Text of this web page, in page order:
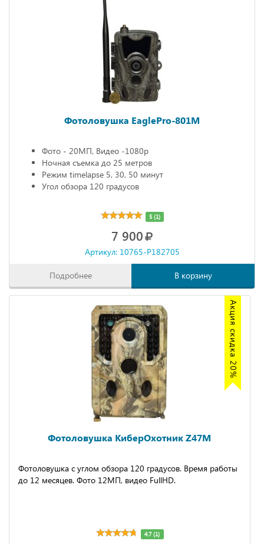
Фотоловушка EaglePro-801M
Фото - 20МП, Видео -1080р
Ночная съемка до 25 метров
Режим timelapse 5, 30, 50 минут
Угол обзора 120 градусов
5 (1)
7 900
Артикул: 10765-P182705
Подробнее В корзину
Акция скидка 20%
Фотоловушка КиберОхотник Z47M
Фотоловушка с углом обзора 120 градусов. Время работы
до 12 месяцев. Фото 12МП, видео FullHD.
4.7 (1)